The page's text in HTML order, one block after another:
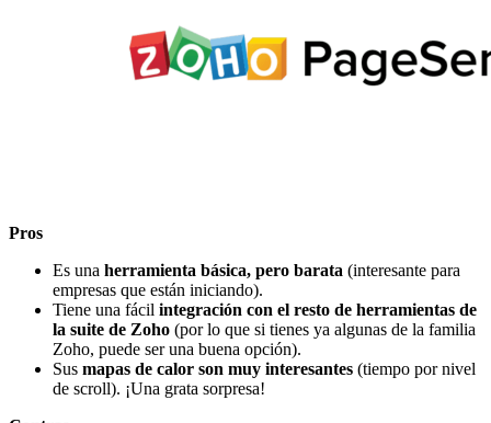
Pros
Es una herramienta básica, pero barata (interesante para
empresas que están iniciando).
Tiene una fácil integración con el resto de herramientas de
la suite de Zoho (por lo que si tienes ya algunas de la familia
Zoho, puede ser una buena opción).
Sus mapas de calor son muy interesantes (tiempo por nivel
de scroll). ¡Una grata sorpresa!